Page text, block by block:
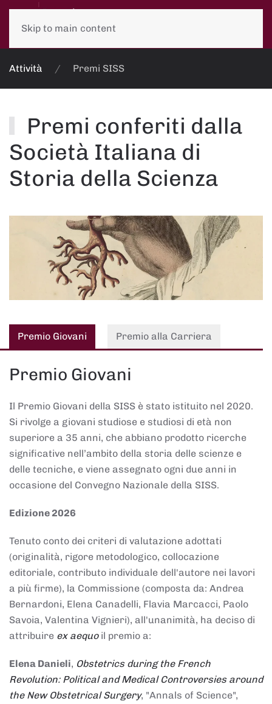
Skip to main content
Attività Premi SISS
Premi conferiti dalla
Società Italiana di
Storia della Scienza
Premio Giovani Premio alla Carriera
Premio Giovani
Il Premio Giovani della SISS è stato istituito nel 2020.
Si rivolge a giovani studiose e studiosi di età non
superiore a 35 anni, che abbiano prodotto ricerche
significative nell’ambito della storia delle scienze e
delle tecniche, e viene assegnato ogni due anni in
occasione del Convegno Nazionale della SISS.
Edizione 2026
Tenuto conto dei criteri di valutazione adottati
(originalità, rigore metodologico, collocazione
editoriale, contributo individuale dell'autore nei lavori
a più firme), la Commissione (composta da: Andrea
Bernardoni, Elena Canadelli, Flavia Marcacci, Paolo
Savoia, Valentina Vignieri), all'unanimità, ha deciso di
attribuire ex aequoil premio a:
Elena Danieli, Obstetrics during the French
Revolution: Political and Medical Controversies around
the New Obstetrical Surgery, "Annals of Science",